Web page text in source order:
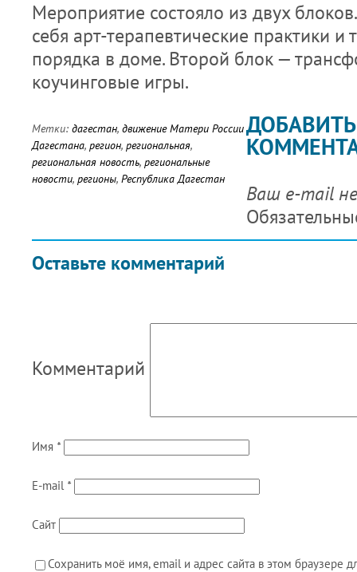
Мероприятие состояло из двух
себя арт-терапевтические практики и
порядка в доме. Второй блок —
коучинговые игры.
Метки: дагестан, движение Матери России
Дагестана, регион, региональная,
региональная новость, региональные
новости, регионы, Республика Дагестан
Оставьте комментарий
ДОБАВИТЬ
Ваш e-mail
Комментарий
Имя *
E-mail *
Сайт
Сохранить моё имя, email и адрес сайта в этом браузере